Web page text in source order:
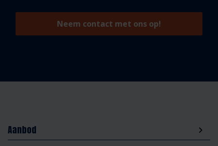
Neem contact met ons op!
Aanbod